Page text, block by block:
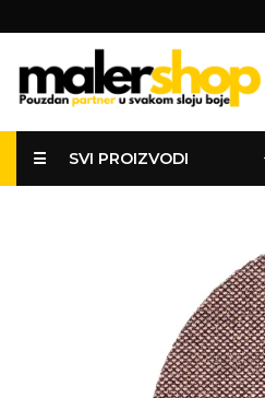
to
content
☰ SVI PROIZVODI